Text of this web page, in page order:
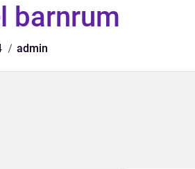
barnrum
admin